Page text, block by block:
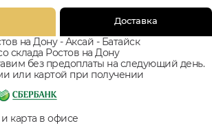
Доставка
на Дону - Аксай - Батайск
склада Ростов на Дону
без предоплаты на следующий день.
или картой при получении
карта в офисе